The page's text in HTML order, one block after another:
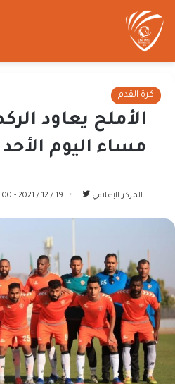
كرة القدم
الأملح يعاود
مساء اليوم الأحد
المركز الإعلامي
تابع
19 / 12 / 2021 - 9:00 ص